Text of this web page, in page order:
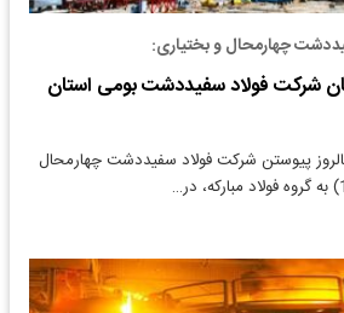
چهارمحال و بختیاری:
کارکنان شرکت فولاد سفیددشت بومی استان
پیوستن شرکت فولاد سفیددشت چهارمحال